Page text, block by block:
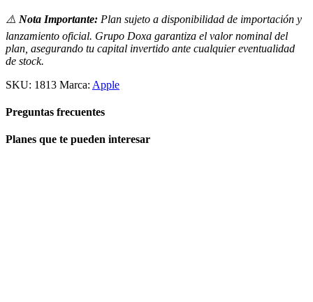
⚠️ Nota Importante: Plan sujeto a disponibilidad de importación y
lanzamiento oficial. Grupo Doxa garantiza el valor nominal del
plan, asegurando tu capital invertido ante cualquier eventualidad
de stock.
SKU: 1813 Marca: Apple
Preguntas frecuentes
Planes que te pueden interesar